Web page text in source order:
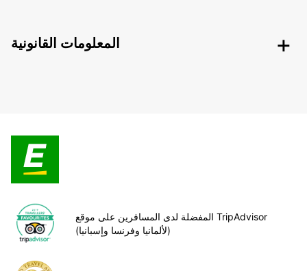
المعلومات القانونية
المفضلة لدى المسافرين على موقع TripAdvisor
(لألمانيا وفرنسا وإسبانيا)